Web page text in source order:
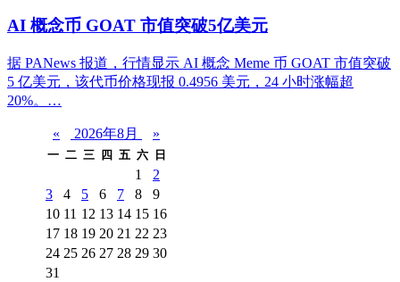
AI 概念币 GOAT 市值突破5亿美元
据 PANews 报道，行情显示 AI 概念 Meme 币 GOAT 市值突破
5 亿美元，该代币价格现报 0.4956 美元，24 小时涨幅超
20%。…
« 2026年8月 »
一 二 三 四 五 六 日
1
2
3
4 5 6 7 8
9
10 11 12 13 14 15 16
17 18 19 20 21 22 23
24 25 26 27 28 29 30
31